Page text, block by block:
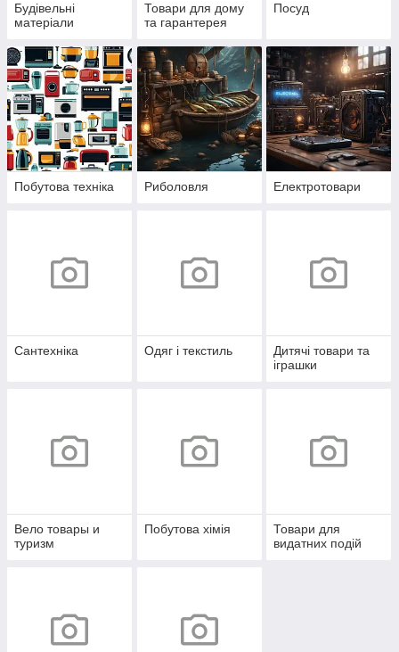
Будівельні
матеріали
Товари для дому
та гарантерея
Посуд
Побутова техніка Риболовля Електротовари
Сантехніка Одяг і текстиль
Дитячі товари та
іграшки
Вело товары и
туризм
Побутова хімія
Товари для
видатних подій